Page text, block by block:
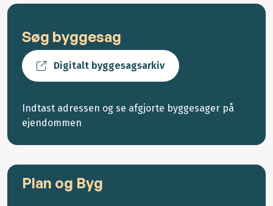
Søg byggesag
Digitalt byggesagsarkiv
Indtast adressen og se afgjorte byggesager på
ejendommen
Plan og Byg